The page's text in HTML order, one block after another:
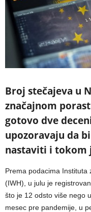
Broj stečajeva u
značajnom
gotovo dve
upozoravaju da
nastaviti i tokom
Prema podacima Instituta
(IWH), u julu je
što je 12 odsto više nego
mesec pre pandemije, u